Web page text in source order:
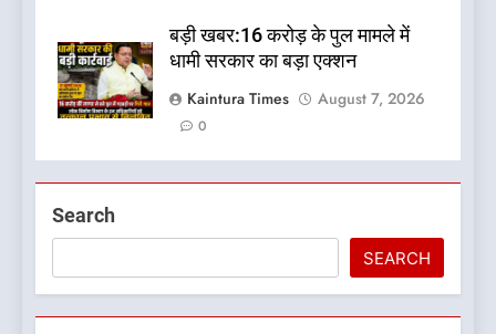
बड़ी खबर:16 करोड़ के पुल मामले में
धामी सरकार का बड़ा एक्शन
Kaintura Times
August 7, 2026
0
Search
SEARCH